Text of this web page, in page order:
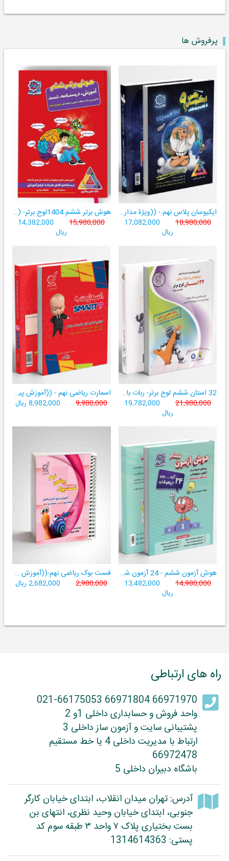
پرفروش ها
ایکیوسان پلاس نهم - ((ویژۀ مدارس نمونه دولتی، تیزهوشان و سمپاد+ فیلم‌های آموزشی+سامانۀ آزمون‌ساز رایگان))
18,980,000
17,082,000
ریال
هوش برتر ششم 1404لوح برتر- ((ویژۀ آزمون تیزهوشان پایۀ ششم+ فیلم آموزشی + سامانۀ آزمون‌ساز رایگان))
15,980,000
14,382,000
ریال
32 استان ششم لوح برتر- ربات باهوش ششم ((به همراه سامانۀ آزمون‌ساز رایگان))
21,980,000
19,782,000
ریال
اسمارت ریاضی نهم - ((آموزش پیشرفتۀ ریاضی تیزهوشان و نمونه‌دولتی نهم+ سامانۀ آزمون‌ساز آنلاین))
9,980,000 8,982,000 ریال
هوش آزمون ششم - 24 آزمون شبیه ساز تیزهوشان
14,980,000
13,482,000
ریال
فست بوک ریاضی نهم-((آموزش سریع، آسان و کامل ریاضی پایۀ نهم))
2,980,000 2,682,000 ریال
راه های ارتباطی
66971970 66971804 021-66175053
واحد فروش و حسابداری داخلی 1و 2
پشتیبانی سایت و آزمون ساز داخلی 3
ارتباط با مدیریت داخلی 4 یا خط مستقیم
66972478
باشگاه دبیران داخلی 5
آدرس: تهران میدان انقلاب، ابتدای خیابان کارگر
جنوبی، ابتدای خیابان وحید نظری، انتهای بن
بست بختیاری پلاک ۷ واحد ۳ طبقه سوم کد
پستی: 1314614363